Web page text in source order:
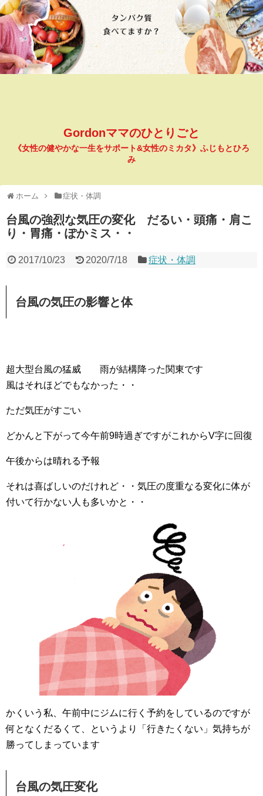
Gordonママのひとりごと
《女性の健やかな一生をサポート&女性のミカタ》ふじもとひろ
み
ホーム 症状・体調
台風の強烈な気圧の変化 だるい・頭痛・肩こ
り・胃痛・ぽかミス・・
2017/10/23 2020/7/18 症状・体調
台風の気圧の影響と体
超大型台風の猛威 雨が結構降った関東です
風はそれほどでもなかった・・
ただ気圧がすごい
どかんと下がって今午前9時過ぎですがこれからV字に回復
午後からは晴れる予報
それは喜ばしいのだけれど・・気圧の度重なる変化に体が
付いて行かない人も多いかと・・
かくいう私、午前中にジムに行く予約をしているのですが
何となくだるくて、というより「行きたくない」気持ちが
勝ってしまっています
台風の気圧変化